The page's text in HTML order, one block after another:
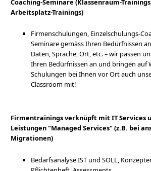
Arbeitsplatz-Trainings)
Firmenschulungen, Einzelschulungs-
Seminare gemäss Ihren Bedürfnissen
Daten, Sprache, Ort, etc. – wir passen
Ihren Bedürfnissen an und bringen auf
Schulungen bei Ihnen vor Ort auch
Classroom mit!
Firmentrainingsverknüpft mitIT Services
Leistungen "Managed Services" (z.B. bei
Migrationen)
Bedarfsanalyse IST und SOLL,